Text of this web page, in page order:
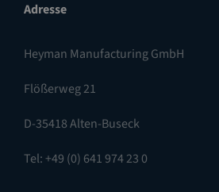
Adresse
Heyman Manufacturing GmbH
Flößerweg 21
D-35418 Alten-Buseck
Tel: +49 (0) 641 974 23 0